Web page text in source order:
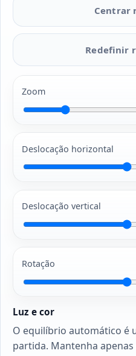
Centrar
Redefinir
Zoom
Deslocação horizontal
Deslocação vertical
Rotação
Luz e cor
O equilíbrio automático é
partida. Mantenha